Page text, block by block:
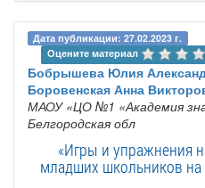
Дата публикации: 27.02.2023 г.
Оцените материал
Бобрышева Юлия
Боровенская Анна
МАОУ «ЦО №1 «Академия
Белгородская обл
«Игры и упражнения
младших школьников на